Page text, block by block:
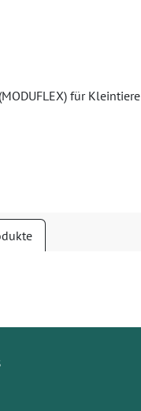
für Kleintiere